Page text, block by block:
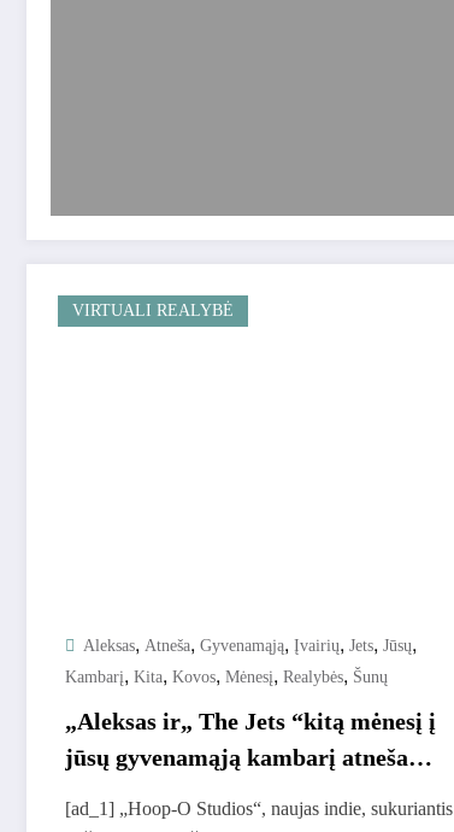
VIRTUALI REALYBĖ
Aleksas, Atneša, Gyvenamąją, Įvairių, Jets, Jūsų,
Kambarį, Kita, Kovos, Mėnesį, Realybės, Šunų
„Aleksas ir„ The Jets “kitą mėnesį į
jūsų gyvenamąją kambarį atneša
[ad_1] „Hoop-O Studios“, naujas indie, sukuriantis